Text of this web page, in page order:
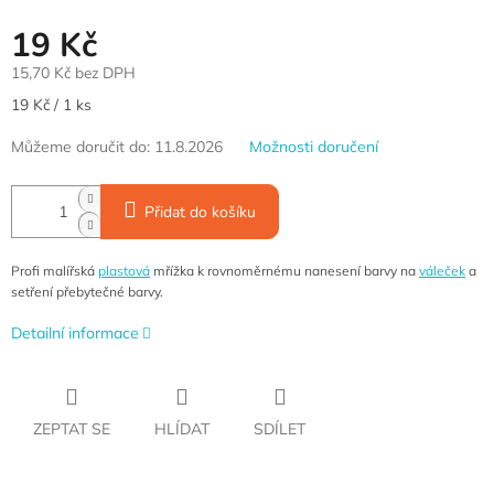
19 Kč
15,70 Kč bez DPH
Měrná
19 Kč / 1 ks
Můžeme doručit do: 11.8.2026 Možnosti doručení
Přidat do košíku
Profi malířská plastová mřížka k rovnoměrnému nanesení barvy na váleček a
setření přebytečné barvy.
Detailní informace
ZEPTAT SE HLÍDAT SDÍLET